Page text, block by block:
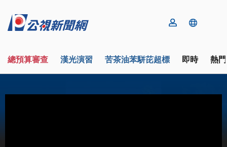
總預算審查 漢光演習 苦茶油苯駢芘超標 即時 熱